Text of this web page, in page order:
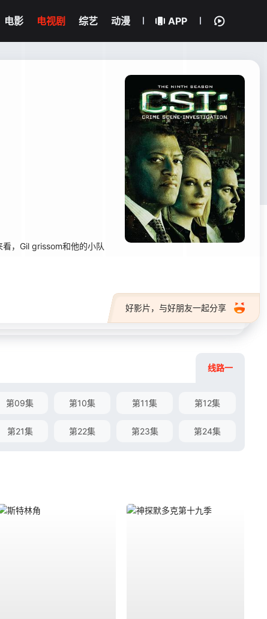
电影 电视剧 综艺 动漫 APP
，Gil grissom和他的小队
好影片，与好朋友一起分享
线路一
第09集 第10集 第11集 第12集
第21集 第22集 第23集 第24集